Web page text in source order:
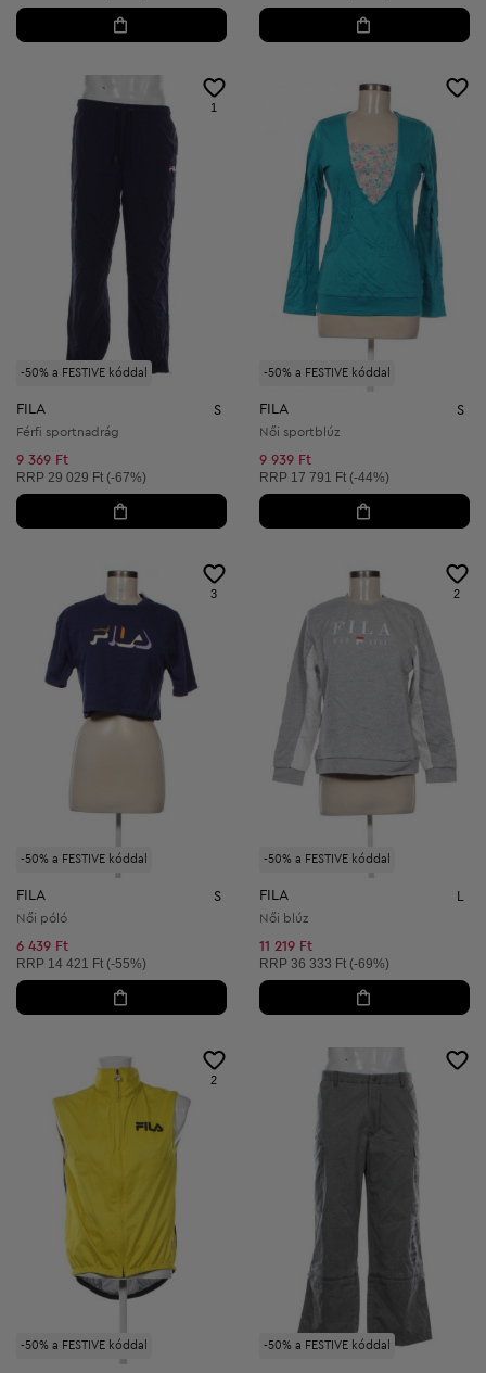
-50% a FESTIVE kóddal
1
FILA S
Férfi sportnadrág
9 369 Ft
Ajánlott ár:
RRP 29 029 Ft (-67%)
-50% a FESTIVE kóddal
FILA S
Női sportblúz
9 939 Ft
Ajánlott ár:
RRP 17 791 Ft (-44%)
-50% a FESTIVE kóddal
3
FILA S
Női póló
6 439 Ft
Ajánlott ár:
RRP 14 421 Ft (-55%)
-50% a FESTIVE kóddal
2
FILA
Női blúz
11 219 Ft
Ajánlott ár:
RRP 36 333 Ft (-69%)
-50% a FESTIVE kóddal
2
-50% a FESTIVE kóddal